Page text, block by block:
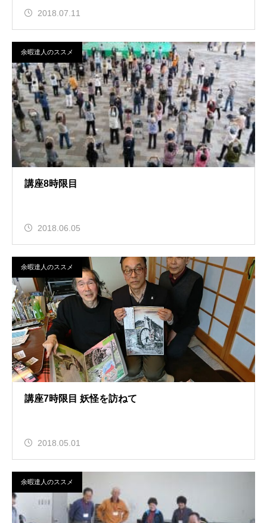
2018.07.11
余暇達人のススメ
講座8時限目
2018.06.05
余暇達人のススメ
講座7時限目 妖怪を訪ねて
2018.05.01
余暇達人のススメ